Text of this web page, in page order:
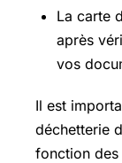
La carte
après
vos
Il est
déchetterie
fonction des